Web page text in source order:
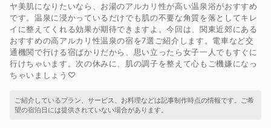
ヤ美肌になりたいなら、お湯のアルカリ性が高い温泉浴がおすすめ
です。温泉に浸かっているだけでも肌の不要な角質を落としてキレ
イに整えてくれる効果が期待できますよ。今回は、関東近郊にある
おすすめの高アルカリ性温泉の宿を7選ご紹介します。電車など交
通機関で行ける宿ばかりだから、思い立ったら女子一人でもすぐに
行けちゃいます。次の休みに、肌の調子を整えて心もご機嫌になっ
ちゃいましょう♡